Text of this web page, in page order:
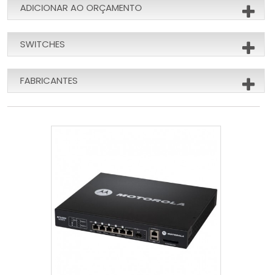
ADICIONAR AO ORÇAMENTO
SWITCHES
FABRICANTES